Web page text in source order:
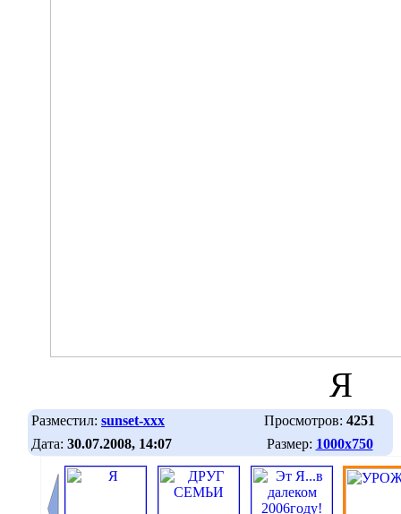
Я
Разместил: sunset-xxx Просмотров: 4251
Дата: 30.07.2008, 14:07 Размер: 1000х750